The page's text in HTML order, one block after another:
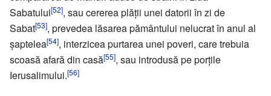
Sabatului[52], sau cererea plății unei datorii în zi de
Sabat[53], prevedea lăsarea pământului nelucrat în anul al
șaptelea[54], interzicea purtarea unei poveri, care trebuia
scoasă afară din casă[55], sau introdusă pe porțile
Ierusalimului.[56]